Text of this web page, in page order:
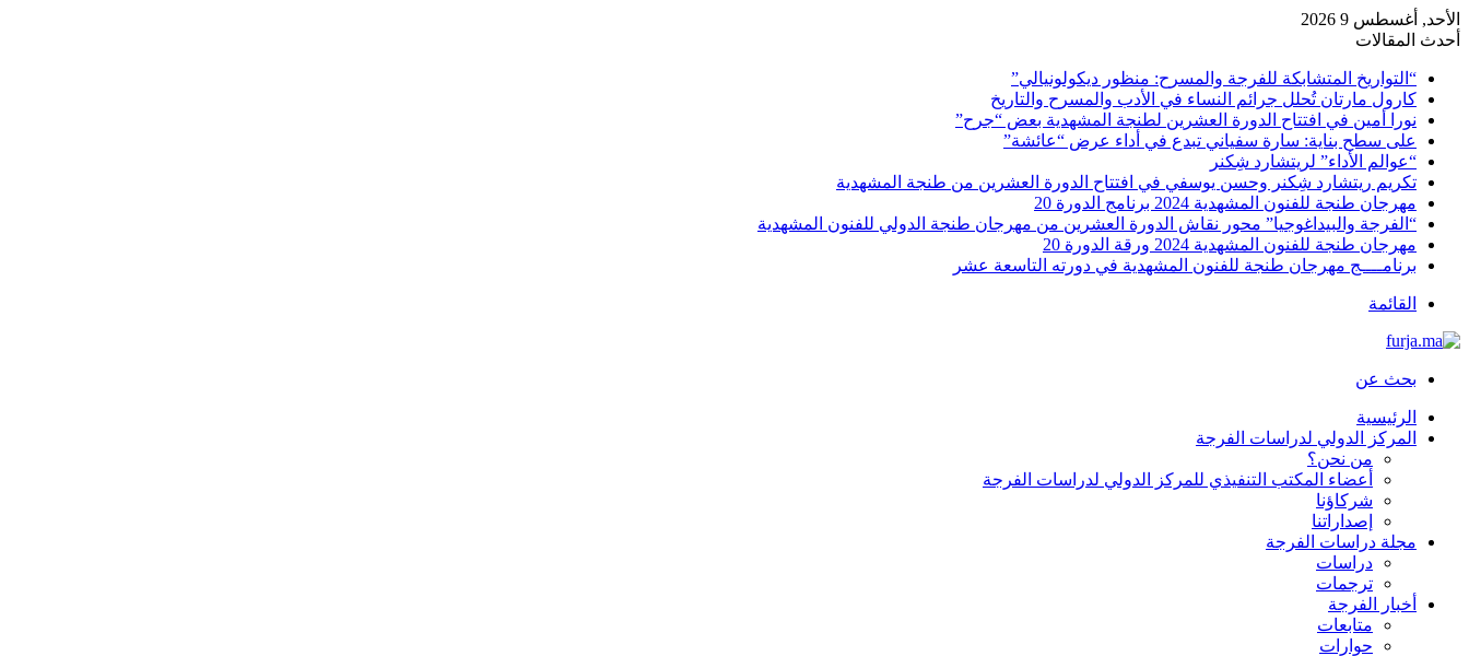
الأحد, أغسطس 9 2026
أحدث المقالات
“التواريخ المتشابكة للفرجة والمسرح: منظور ديكولونيالي”
كارول مارتان تُحلل جرائم النساء في الأدب والمسرح والتاريخ
نورا أمين في افتتاح الدورة العشرين لطنجة المشهدية بعض “جرح”
على سطح بناية: سارة سفياني تبدع في أداء عرض “عائشة”
“عوالم الأداء” لريتشارد شِكنر
تكريم ريتشارد شِكنر وحسن يوسفي في افتتاح الدورة العشرين من طنجة المشهدية
مهرجان طنجة للفنون المشهدية 2024 برنامج الدورة 20
“الفرجة والبيداغوجيا” محور نقاش الدورة العشرين من مهرجان طنجة الدولي للفنون المشهدية
مهرجان طنجة للفنون المشهدية 2024 ورقة الدورة 20
برنامــــج مهرجان طنجة للفنون المشهدية في دورته التاسعة عشر
القائمة
بحث عن
الرئيسية
المركز الدولي لدراسات الفرجة
من نحن؟
أعضاء المكتب التنفيذي للمركز الدولي لدراسات الفرجة
شركاؤنا
إصداراتنا
مجلة دراسات الفرجة
دراسات
ترجمات
أخبار الفرجة
متابعات
حوارات